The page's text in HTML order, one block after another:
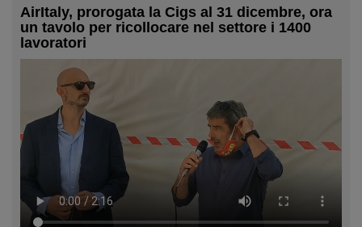
AirItaly, prorogata la Cigs al 31 dicembre, ora
un tavolo per ricollocare nel settore i 1400
lavoratori